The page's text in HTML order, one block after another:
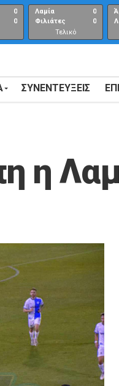
0
0
Λαμία
Φιλιάτες
0
0
Τελικό
Αποτέλεσμα
ΣΥΝΕΝΤΕΎΞΕΙΣ
η